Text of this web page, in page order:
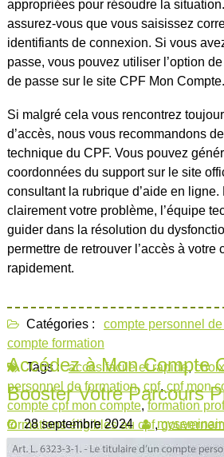
appropriées pour résoudre la situation.
assurez-vous que vous saisissez
identifiants de connexion. Si vous
passe, vous pouvez utiliser l’option
de passe sur le site CPF Mon Compte.
Si malgré cela vous rencontrez
d’accès, nous vous recommandons
technique du CPF. Vous pouvez
coordonnées du support sur le site
consultant la rubrique d’aide en
clairement votre problème, l’équipe
guider dans la résolution du
permettre de retrouver l’accès à votre
rapidement.
Catégories : compte personnel
compte formation
Tags : accès facile et rapide,
personnel de formation, cpf, cpf mon
compte cpf mon compte, formation
formations éligibles au cpf,
pour l'emploi
investir dans son
Accédez à Mon Compte
Booster Votre Parcours
28 septembre 2024